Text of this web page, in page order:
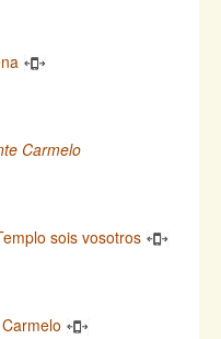
Carmelo
sois vosotros